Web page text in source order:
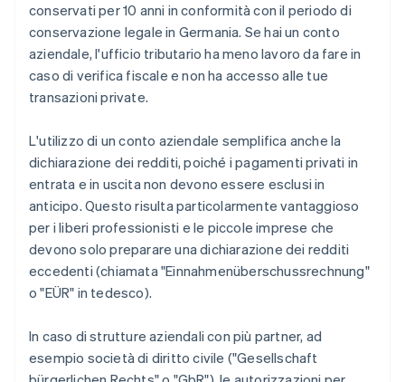
conservati per 10 anni in conformità con il periodo di
conservazione legale in Germania. Se hai un conto
aziendale, l'ufficio tributario ha meno lavoro da fare in
caso di verifica fiscale e non ha accesso alle tue
transazioni private.
L'utilizzo di un conto aziendale semplifica anche la
dichiarazione dei redditi, poiché i pagamenti privati ​​in
entrata e in uscita non devono essere esclusi in
anticipo. Questo risulta particolarmente vantaggioso
per i liberi professionisti e le piccole imprese che
devono solo preparare una dichiarazione dei redditi
eccedenti (chiamata "Einnahmenüberschussrechnung"
o "EÜR" in tedesco).
In caso di strutture aziendali con più partner, ad
esempio società di diritto civile ("Gesellschaft